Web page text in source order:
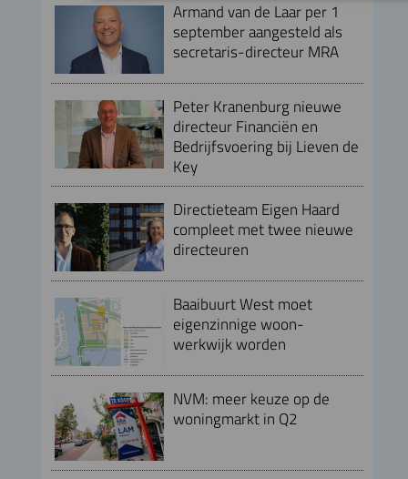
Armand van de Laar per 1
september aangesteld als
secretaris-directeur MRA
Peter Kranenburg nieuwe
directeur Financiën en
Bedrijfsvoering bij Lieven de
Key
Directieteam Eigen Haard
compleet met twee nieuwe
directeuren
Baaibuurt West moet
eigenzinnige woon-
werkwijk worden
NVM: meer keuze op de
woningmarkt in Q2